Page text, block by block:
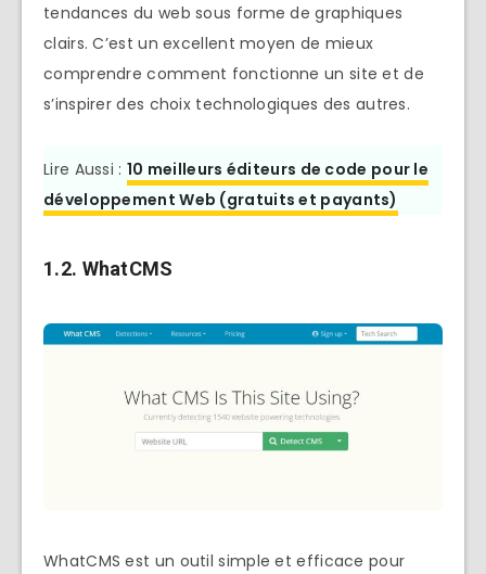
tendances du web sous forme de graphiques
clairs. C’est un excellent moyen de mieux
comprendre comment fonctionne un site et de
s’inspirer des choix technologiques des autres.
Lire Aussi : 10 meilleurs éditeurs de code pour le
développement Web (gratuits et payants)
1.2. WhatCMS
WhatCMS est un outil simple et efficace pour